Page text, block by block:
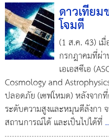
ดาวเทีย
โจมตี
(1 ส.ค. 43) เ
กรกฎาคมที่ผ่
เอเอสซีเอ
Cosmology and
ปลอดภัย (เซฟโหมด) หลังจากที่
ระดับความสูงและหมุนตีลังกา
สถานการณ์ได้ และเป็นไปได้ที่